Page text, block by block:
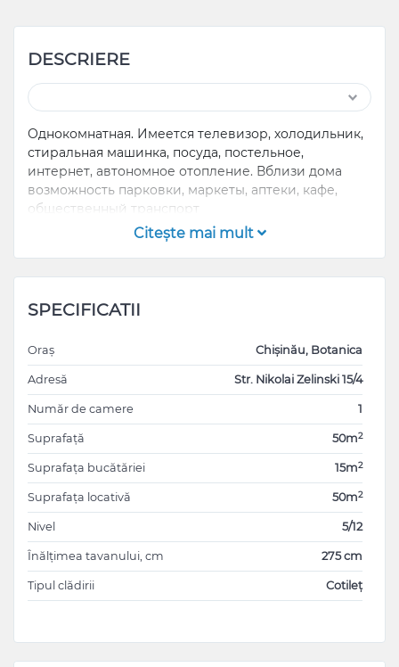
DESCRIERE
Однокомнатная. Имеется телевизор, холодильник,
стиральная машинка, посуда, постельное,
интернет, автономное отопление. Вблизи дома
возможность парковки, маркеты, аптеки, кафе,
общественный транспорт
Citeşte mai mult
SPECIFICATII
Oraș Chișinău, Botanica
Adresă Str. Nikolai Zelinski 15/4
Număr de camere 1
Suprafață 50m2
Suprafața bucătăriei 15m2
Suprafața locativă 50m2
Nivel 5/12
Înălțimea tavanului, cm 275 cm
Tipul clădirii Cotileț